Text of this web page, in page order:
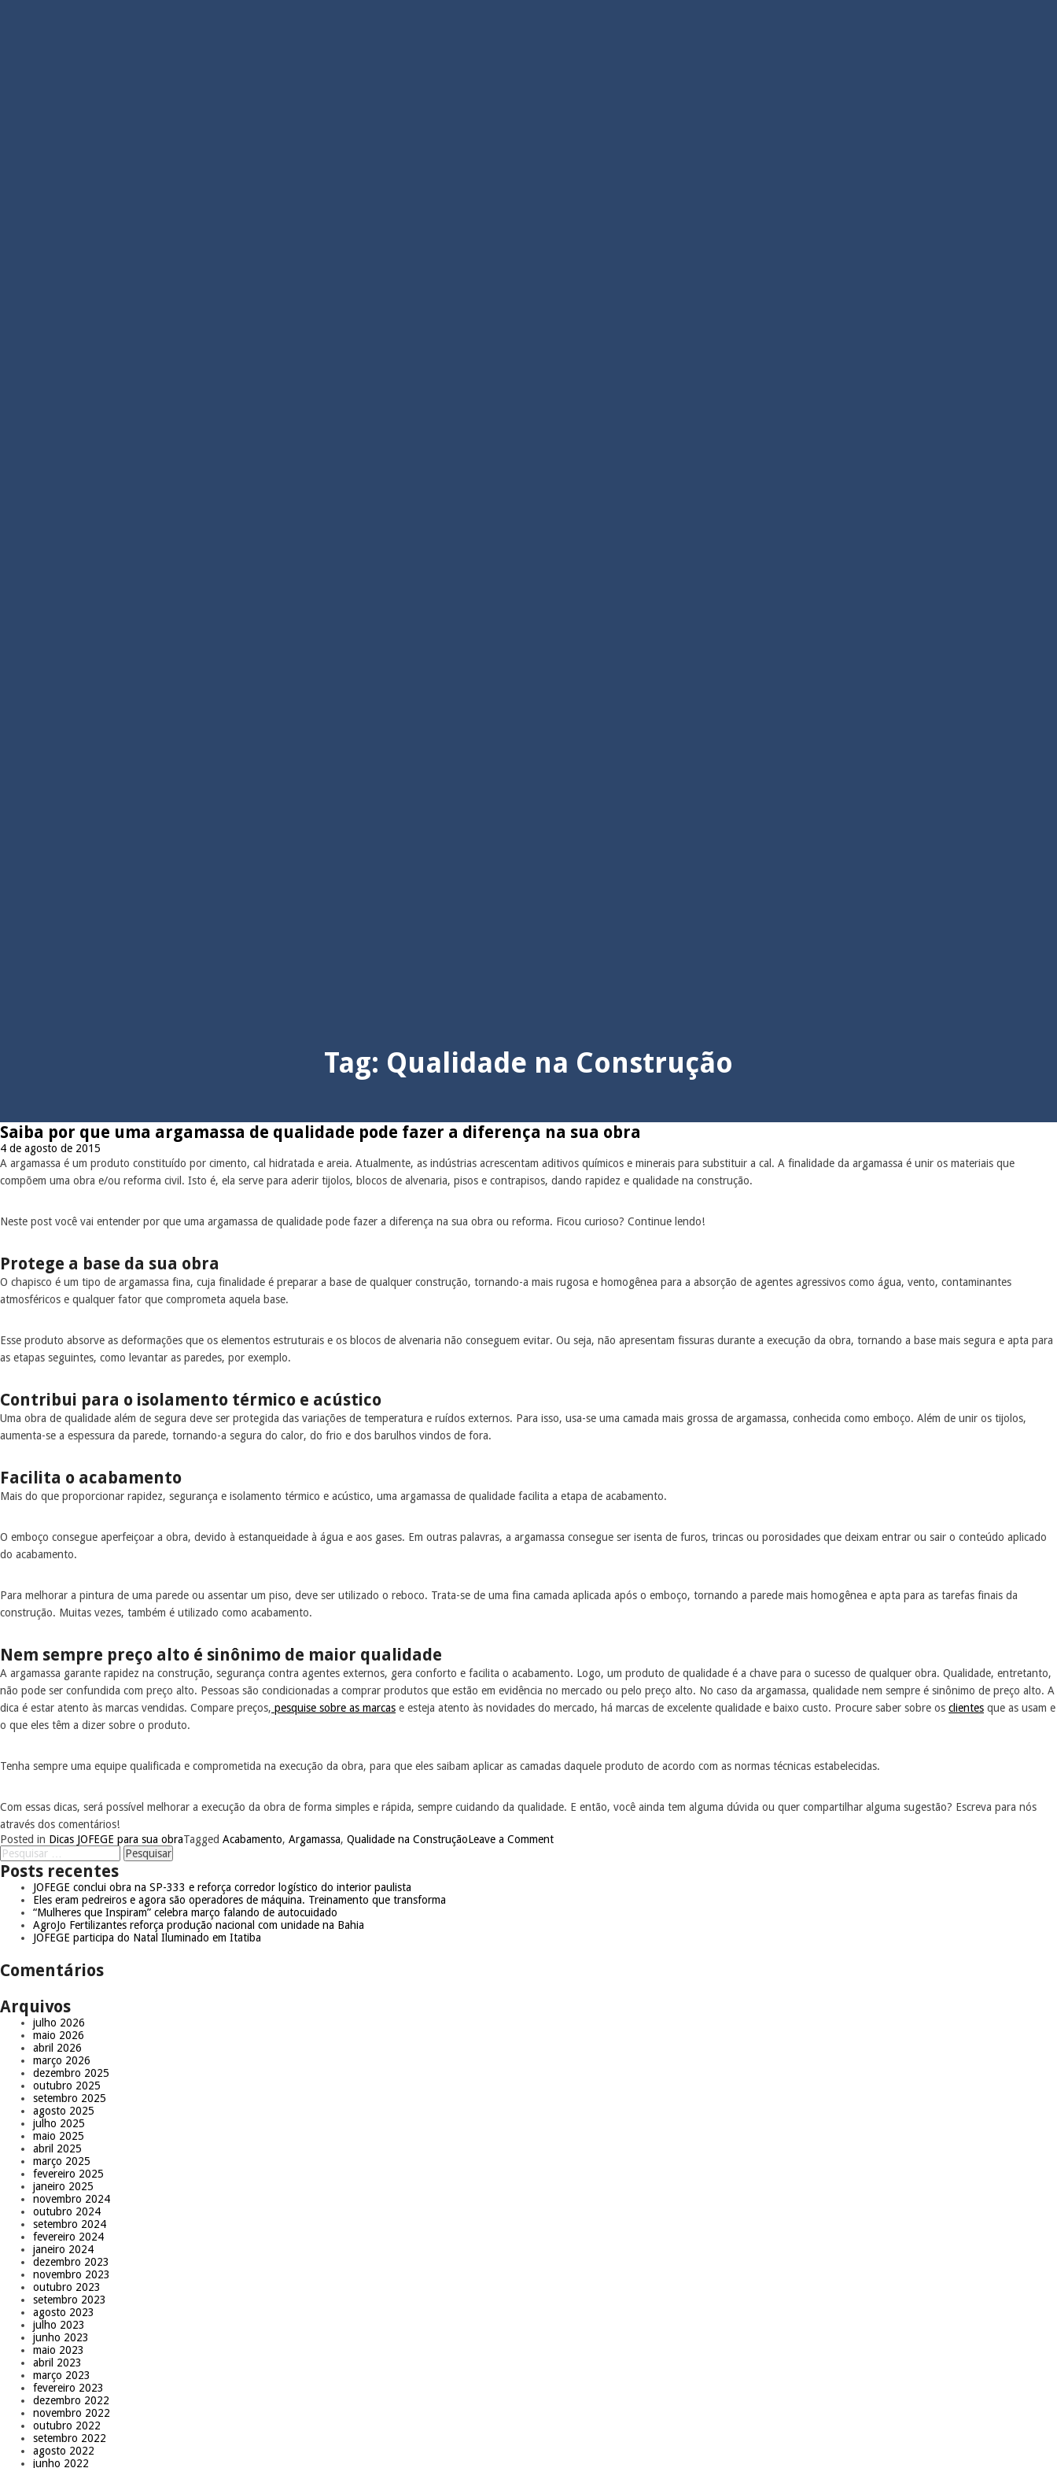
Tag: Qualidade na Construção
Saiba por que uma argamassa de qualidade pode fazer a diferença na sua obra
4 de agosto de 2015
A argamassa é um produto constituído por cimento, cal hidratada e areia. Atualmente, as indústrias acrescentam aditivos químicos e minerais para substituir a cal. A finalidade da argamassa é unir os materiais que
compõem uma obra e/ou reforma civil. Isto é, ela serve para aderir tijolos, blocos de alvenaria, pisos e contrapisos, dando rapidez e qualidade na construção.
Neste post você vai entender por que uma argamassa de qualidade pode fazer a diferença na sua obra ou reforma. Ficou curioso? Continue lendo!
Protege a base da sua obra
O chapisco é um tipo de argamassa fina, cuja finalidade é preparar a base de qualquer construção, tornando-a mais rugosa e homogênea para a absorção de agentes agressivos como água, vento, contaminantes
atmosféricos e qualquer fator que comprometa aquela base.
Esse produto absorve as deformações que os elementos estruturais e os blocos de alvenaria não conseguem evitar. Ou seja, não apresentam fissuras durante a execução da obra, tornando a base mais segura e apta para
as etapas seguintes, como levantar as paredes, por exemplo.
Contribui para o isolamento térmico e acústico
Uma obra de qualidade além de segura deve ser protegida das variações de temperatura e ruídos externos. Para isso, usa-se uma camada mais grossa de argamassa, conhecida como emboço. Além de unir os tijolos,
aumenta-se a espessura da parede, tornando-a segura do calor, do frio e dos barulhos vindos de fora.
Facilita o acabamento
Mais do que proporcionar rapidez, segurança e isolamento térmico e acústico, uma argamassa de qualidade facilita a etapa de acabamento.
O emboço consegue aperfeiçoar a obra, devido à estanqueidade à água e aos gases. Em outras palavras, a argamassa consegue ser isenta de furos, trincas ou porosidades que deixam entrar ou sair o conteúdo aplicado
do acabamento.
Para melhorar a pintura de uma parede ou assentar um piso, deve ser utilizado o reboco. Trata-se de uma fina camada aplicada após o emboço, tornando a parede mais homogênea e apta para as tarefas finais da
construção. Muitas vezes, também é utilizado como acabamento.
Nem sempre preço alto é sinônimo de maior qualidade
A argamassa garante rapidez na construção, segurança contra agentes externos, gera conforto e facilita o acabamento. Logo, um produto de qualidade é a chave para o sucesso de qualquer obra. Qualidade, entretanto,
não pode ser confundida com preço alto. Pessoas são condicionadas a comprar produtos que estão em evidência no mercado ou pelo preço alto. No caso da argamassa, qualidade nem sempre é sinônimo de preço alto. A
dica é estar atento às marcas vendidas. Compare preços, pesquise sobre as marcas e esteja atento às novidades do mercado, há marcas de excelente qualidade e baixo custo. Procure saber sobre os clientes que as usam e
o que eles têm a dizer sobre o produto.
Tenha sempre uma equipe qualificada e comprometida na execução da obra, para que eles saibam aplicar as camadas daquele produto de acordo com as normas técnicas estabelecidas.
Com essas dicas, será possível melhorar a execução da obra de forma simples e rápida, sempre cuidando da qualidade. E então, você ainda tem alguma dúvida ou quer compartilhar alguma sugestão? Escreva para nós
através dos comentários!
Posted in Dicas JOFEGE para sua obraTagged Acabamento, Argamassa, Qualidade na ConstruçãoLeave a Comment
Posts recentes
JOFEGE conclui obra na SP-333 e reforça corredor logístico do interior paulista
Eles eram pedreiros e agora são operadores de máquina. Treinamento que transforma
“Mulheres que Inspiram” celebra março falando de autocuidado
AgroJo Fertilizantes reforça produção nacional com unidade na Bahia
JOFEGE participa do Natal Iluminado em Itatiba
Comentários
Arquivos
julho 2026
maio 2026
abril 2026
março 2026
dezembro 2025
outubro 2025
setembro 2025
agosto 2025
julho 2025
maio 2025
abril 2025
março 2025
fevereiro 2025
janeiro 2025
novembro 2024
outubro 2024
setembro 2024
fevereiro 2024
janeiro 2024
dezembro 2023
novembro 2023
outubro 2023
setembro 2023
agosto 2023
julho 2023
junho 2023
maio 2023
abril 2023
março 2023
fevereiro 2023
dezembro 2022
novembro 2022
outubro 2022
setembro 2022
agosto 2022
junho 2022